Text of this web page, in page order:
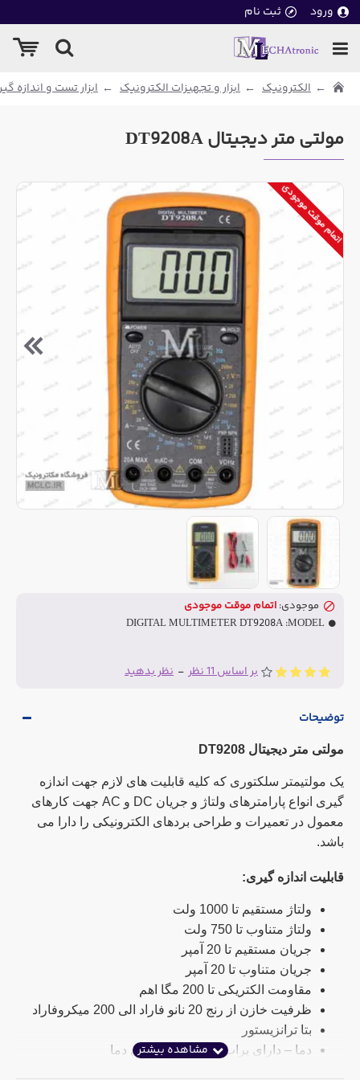
ورود ثبت نام
الکترونیک ابزار و تجهیزات الکترونیک ابزار تست و اندازه
مولتی متر دیجیتال DT9208A
اتمام موقت موجودی
بر اساس 11 نظر - نظر بدهید
موجودی: اتمام موقت موجودی
MODEL:
DIGITAL MULTIMETER DT9208A
توضیحات
مولتی متر دیجیتال DT9208
یک مولتیمتر سلکتوری که کلیه قابلیت های لازم جهت اندازه
گیری انواع پارامترهای ولتاژ و جریان DC و AC جهت کارهای
معمول در تعمیرات و طراحی بردهای الکترونیکی را دارا می
باشد.
قابلیت اندازه گیری:
ولتاژ مستقیم تا 1000 ولت
ولتاژ متناوب تا 750 ولت
جریان مستقیم تا 20 آمپر
جریان متناوب تا 20 آمپر
مقاومت الکتریکی تا 200 مگا اهم
ظرفیت خازن از رنج 20 نانو فاراد الی 200 میکروفاراد
بتا ترانزیستور
دما – دارای پراب جهت اندازه گیری دما